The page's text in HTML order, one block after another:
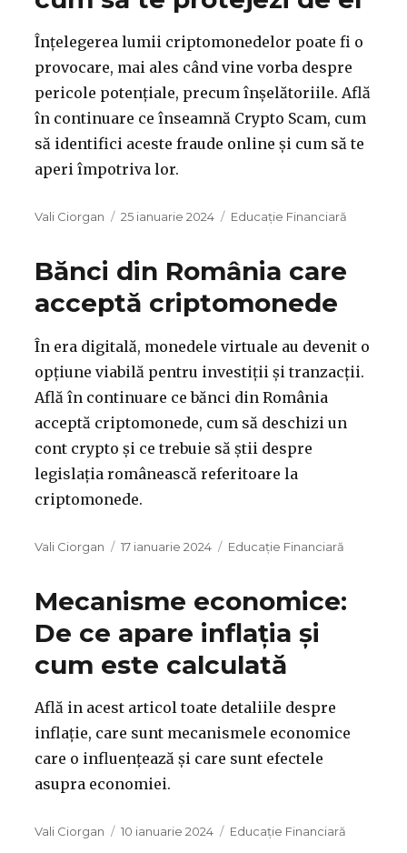
Înțelegerea lumii criptomonedelor poate fi o
provocare, mai ales când vine vorba despre
pericole potențiale, precum înșelătoriile. Află
în continuare ce înseamnă Crypto Scam, cum
să identifici aceste fraude online și cum să te
aperi împotriva lor.
Autor
Vali Ciorgan
Publicat
25 ianuarie 2024 Categorii
Educație Financiară
Bănci din România care
acceptă criptomonede
În era digitală, monedele virtuale au devenit o
opțiune viabilă pentru investiții și tranzacții.
Află în continuare ce bănci din România
acceptă criptomonede, cum să deschizi un
cont crypto și ce trebuie să știi despre
legislația românească referitoare la
criptomonede.
Autor
Vali Ciorgan
Publicat
17 ianuarie 2024 Categorii
Educație Financiară
Mecanisme economice:
De ce apare inflația și
cum este calculată
Află in acest articol toate detaliile despre
inflație, care sunt mecanismele economice
care o influențează și care sunt efectele
asupra economiei.
Autor
Vali Ciorgan
Publicat
10 ianuarie 2024 Categorii
Educație Financiară